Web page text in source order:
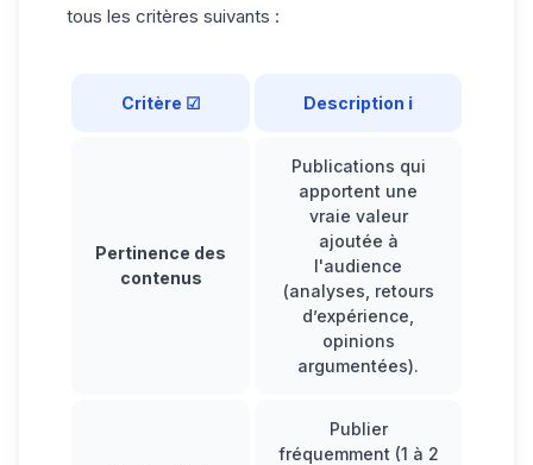
tous les critères suivants :
Critère ☑ Description ℹ️
Pertinence des
contenus
Publications qui
apportent une
vraie valeur
ajoutée à
l'audience
(analyses, retours
d’expérience,
opinions
argumentées).
Publier
fréquemment (1 à 2